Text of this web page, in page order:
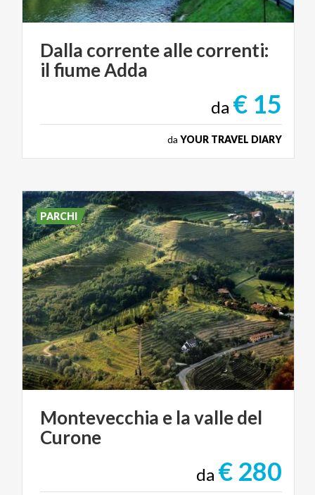
Dalla correnteallecorrenti:
il fiumeAdda
da € 15
da YOUR TRAVEL DIARY
Montevecchia e lavalledel
Curone
da € 280
PARCHI